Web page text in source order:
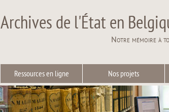
Archives de l'État en
Notre mémoire à
Ressources en ligne Nos projets